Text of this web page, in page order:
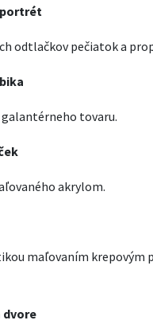
portrét
odtlačkov pečiatok a
tovaru.
akrylom.
maľovaním krepovým
dvore